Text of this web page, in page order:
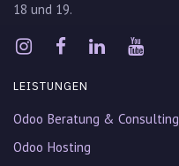
18 und 19.
LEISTUNGEN
Odoo Beratung & Consulting
Odoo Hosting